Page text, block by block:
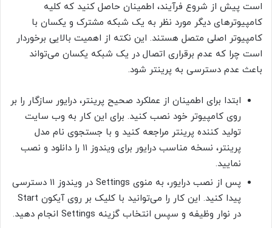
است پیش از شروع فرآیند، اطمینان حاصل کنید که کلیه
کامپیوترهای دیگر مورد نظر به یک شبکه مشترک و یکسان با
کامپیوتر اصلی متصل هستند. این نکته از اهمیت بالایی برخوردار
است چرا که عدم برقراری اتصال در یک شبکه یکسان می‌تواند
باعث عدم دسترسی به پرینتر شود.
ابتدا برای اطمینان از عملکرد صحیح پرینتر، درایور سازگار را بر
روی کامپیوتر خود نصب کنید. برای این کار به وب سایت
تولید کننده پرینتر مراجعه کنید و با جستجوی نام مدل
پرینتر، نسخه مناسب درایور برای ویندوز ۱۱ را دانلود و نصب
نمایید.
پس از نصب درایور، به منوی Settings در ویندوز ۱۱ دسترسی
پیدا کنید. این کار را می‌توانید با کلیک بر روی آیکون Start
در نوار وظیفه و سپس انتخاب گزینه Settings انجام دهید.